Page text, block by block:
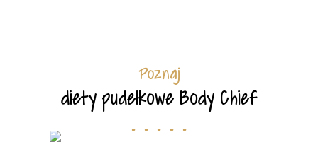
Poznaj
diety pudełkowe Body Chief
. . . . .